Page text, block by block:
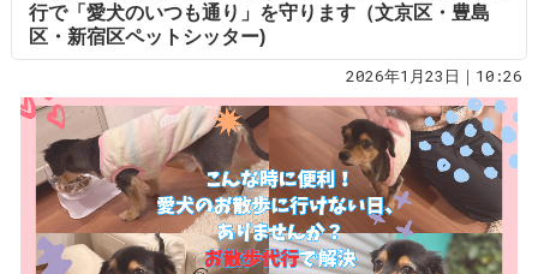
行で「愛犬のいつも通り」を守ります（文京区・豊島
区・新宿区ペットシッター)
2026年1月23日｜10:26